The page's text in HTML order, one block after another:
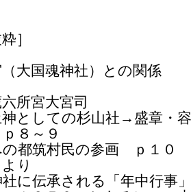
］
大国魂神社）との関係
所宮大宮司
の杉山社→盛章・容
８～９
の都筑村民の参画 ｐ１０
り
に伝承される「年中行事